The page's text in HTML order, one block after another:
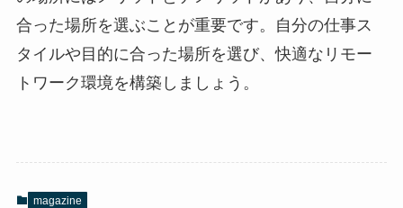
合った場所を選ぶことが重要です。自分の仕事ス
タイルや目的に合った場所を選び、快適なリモー
トワーク環境を構築しましょう。
magazine